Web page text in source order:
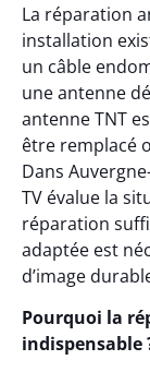
La réparation
installation
un câble
une antenne
antenne TNT
être remplacé
Dans
TV évalue la
réparation
adaptée est
d’image
Pourquoi la
indispensable